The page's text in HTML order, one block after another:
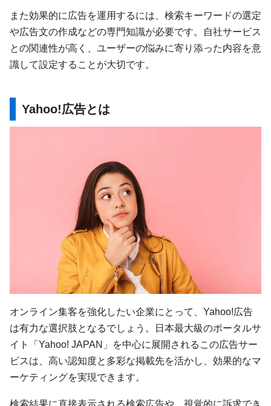
また効果的に広告を運用するには、検索キーワードの選定
や広告文の作成などの専門知識が必要です。自社サービス
との関連性が高く、ユーザーの悩みに寄り添った内容を意
識して設定することが大切です。
Yahoo!広告とは
オンライン集客を強化したい企業にとって、Yahoo!広告
は有力な選択肢となるでしょう。日本最大級のポータルサ
イト「Yahoo! JAPAN」を中心に展開されるこの広告サー
ビスは、高い認知度と多彩な掲載先を活かし、効果的なマ
ーケティングを実現できます。
検索結果に直接表示される検索広告や、視覚的に訴求でき